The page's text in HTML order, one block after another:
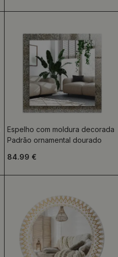
Espelho com moldura decorada
Padrão ornamental dourado
84.99 €